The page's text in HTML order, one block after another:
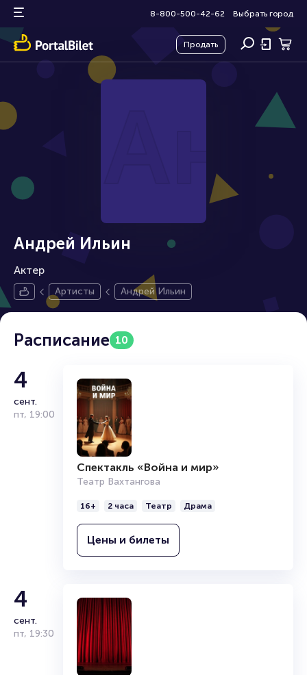
8-800-500-42-62 Выбрать город
Продать
Андрей Ильин
Актер
Артисты Андрей Ильин
Расписание 10
4
сент.
пт, 19:00
Спектакль «Война и мир»
Театр Вахтангова
16+ 2 часа Театр Драма
Цены и билеты
4
сент.
пт, 19:30